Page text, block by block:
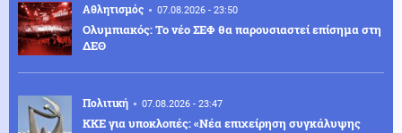
Αθλητισμός 07.08.2026 - 23:50
Ολυμπιακός: Το νέο ΣΕΦ θα παρουσιαστεί επίσημα στη
ΔΕΘ
Πολιτική 07.08.2026 - 23:47
ΚΚΕ για υποκλοπές: «Νέα επιχείρηση συγκάλυψης